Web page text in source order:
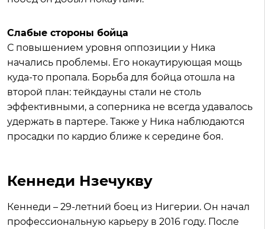
Слабые стороны бойца
С повышением уровня оппозиции у Ника
начались проблемы. Его нокаутирующая мощь
куда-то пропала. Борьба для бойца отошла на
второй план: тейкдауны стали не столь
эффективными, а соперника не всегда удавалось
удержать в партере. Также у Ника наблюдаются
просадки по кардио ближе к середине боя.
Кеннеди Нзечукву
Кеннеди – 29-летний боец из Нигерии. Он начал
профессиональную карьеру в 2016 году. После